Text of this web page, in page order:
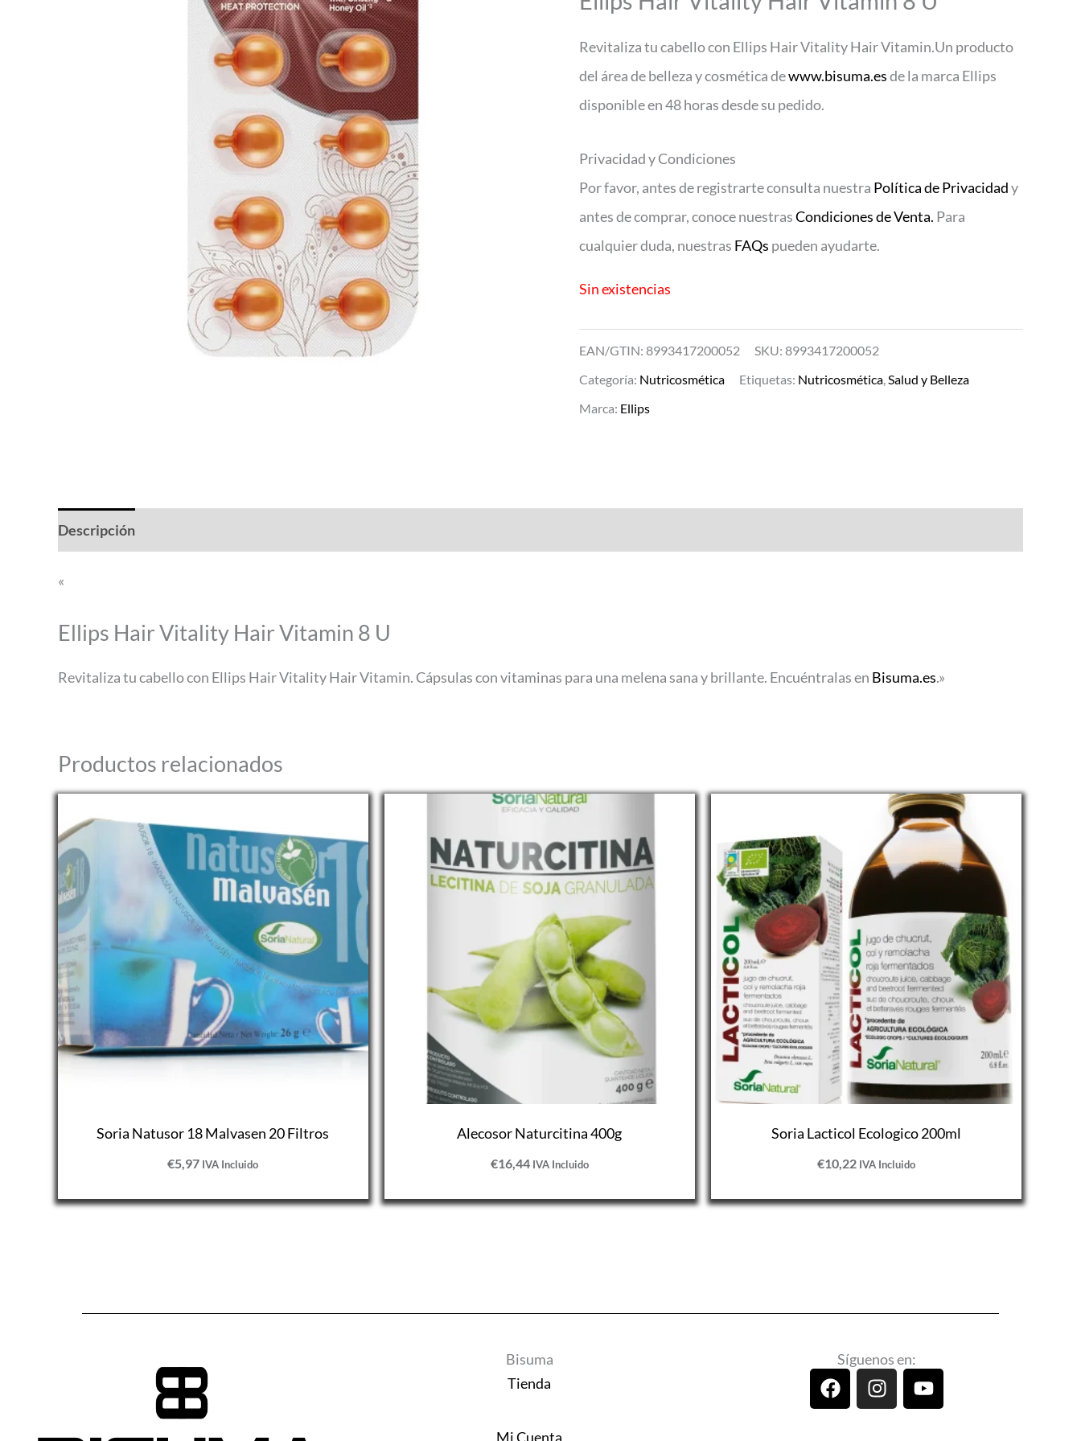
Revitaliza tu cabello con Ellips Hair Vitality Hair Vitamin.Un producto
del área de belleza y cosmética dewww.bisuma.esde la marca Ellips
disponible en 48 horas desde su pedido.
Privacidad y Condiciones
Por favor, antes de registrarte consulta nuestra Política de Privacidady
antes de comprar, conoce nuestrasCondiciones de Venta. Para
cualquier duda, nuestras FAQs pueden ayudarte.
Sin existencias
EAN/GTIN: 8993417200052 SKU: 8993417200052
Categoría: Nutricosmética Etiquetas: Nutricosmética,Salud y Belleza
Marca: Ellips
Descripción
«
Ellips Hair Vitality Hair Vitamin 8 U
Revitaliza tu cabello con Ellips Hair Vitality Hair Vitamin. Cápsulas con vitaminas para una melena sana y brillante. Encuéntralas en Bisuma.es.»
Productos relacionados
Soria Natusor 18 Malvasen 20 Filtros
€5,97 IVA Incluido
Alecosor Naturcitina 400g
€16,44 IVA Incluido
Soria Lacticol Ecologico 200ml
€10,22 IVA Incluido
Bisuma
Tienda
Mi Cuenta
Síguenos en:
F
a
I
n
Y
o